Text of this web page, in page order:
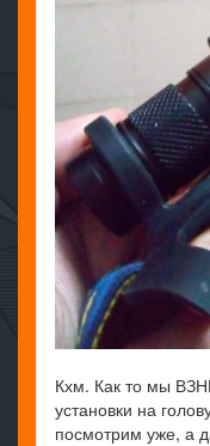
Кхм. Как то мы
установки на
посмотрим уже, а